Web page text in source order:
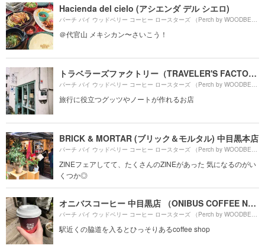
Hacienda del cielo (アシエンダ デル シエロ)
パーチ バイ ウッドベリー コーヒー ロースターズ （Perch by WOODBERRY COFFEE ROASTERS）より約
＠代官山 メキシカン〜さいこう！
トラベラーズファクトリー（TRAVELER'S FACTORY）
パーチ バイ ウッドベリー コーヒー ロースターズ （Perch by WOODBERRY COFFEE ROASTERS）より約
旅行に役立つグッツやノートが作れるお店
BRICK & MORTAR (ブリック＆モルタル) 中目黒本店
パーチ バイ ウッドベリー コーヒー ロースターズ （Perch by WOODBERRY COFFEE ROASTERS）より約
ZINEフェアしてて、たくさんのZINEがあった 気になるのがい
くつか◎
オニバスコーヒー 中目黒店 （ONIBUS COFFEE NAKAMEGURO）
パーチ バイ ウッドベリー コーヒー ロースターズ （Perch by WOODBERRY COFFEE ROASTERS）より約
駅近くの脇道を入るとひっそりあるcoffee shop